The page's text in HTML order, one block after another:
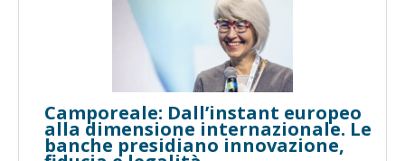
Camporeale: Dall’instant europeo
alla dimensione internazionale. Le
banche presidiano innovazione,